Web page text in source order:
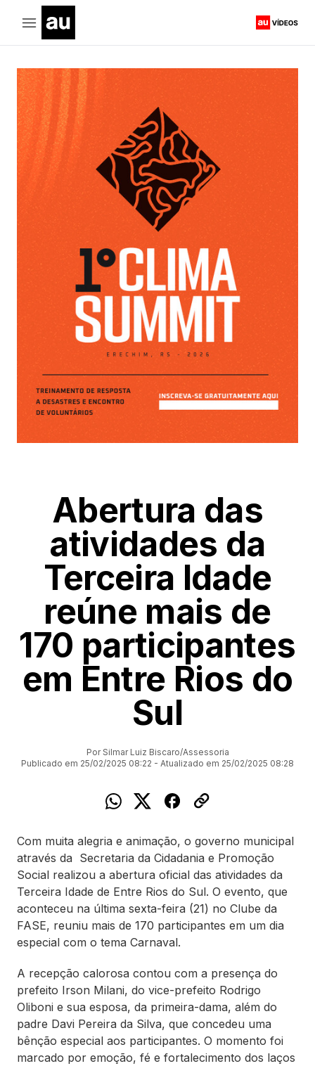
Abertura das
atividades da
Terceira Idade
reúne mais de
170 participantes
em Entre Rios do
Sul
Por Silmar Luiz Biscaro/Assessoria
Publicado em 25/02/2025 08:22 - Atualizado em 25/02/2025 08:28
Com muita alegria e animação, o governo municipal
através da Secretaria da Cidadania e Promoção
Social realizou a abertura oficial das atividades da
Terceira Idade de Entre Rios do Sul. O evento, que
aconteceu na última sexta-feira (21) no Clube da
FASE, reuniu mais de 170 participantes em um dia
especial com o tema Carnaval.
A recepção calorosa contou com a presença do
prefeito Irson Milani, do vice-prefeito Rodrigo
Oliboni e sua esposa, da primeira-dama, além do
padre Davi Pereira da Silva, que concedeu uma
bênção especial aos participantes. O momento foi
marcado por emoção, fé e fortalecimento dos laços